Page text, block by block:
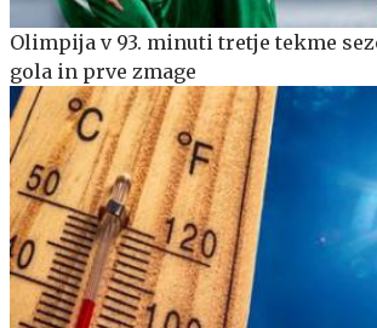
Olimpija v 93. minuti tretje tekme
gola in prve zmage